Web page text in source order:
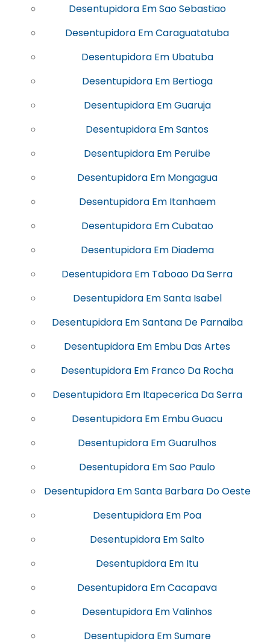
Desentupidora Em Sao Sebastiao
Desentupidora Em Caraguatatuba
Desentupidora Em Ubatuba
Desentupidora Em Bertioga
Desentupidora Em Guaruja
Desentupidora Em Santos
Desentupidora Em Peruibe
Desentupidora Em Mongagua
Desentupidora Em Itanhaem
Desentupidora Em Cubatao
Desentupidora Em Diadema
Desentupidora Em Taboao Da Serra
Desentupidora Em Santa Isabel
Desentupidora Em Santana De Parnaiba
Desentupidora Em Embu Das Artes
Desentupidora Em Franco Da Rocha
Desentupidora Em Itapecerica Da Serra
Desentupidora Em Embu Guacu
Desentupidora Em Guarulhos
Desentupidora Em Sao Paulo
Desentupidora Em Santa Barbara Do Oeste
Desentupidora Em Poa
Desentupidora Em Salto
Desentupidora Em Itu
Desentupidora Em Cacapava
Desentupidora Em Valinhos
Desentupidora Em Sumare